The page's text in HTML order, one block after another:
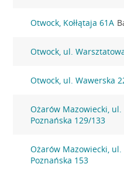
Otwock, Kołłątaja 61A
Otwock, ul.
Otwock, ul. Wawerska
Ożarów Mazowiecki, ul.
Poznańska 129/133
Ożarów Mazowiecki, ul.
Poznańska 153